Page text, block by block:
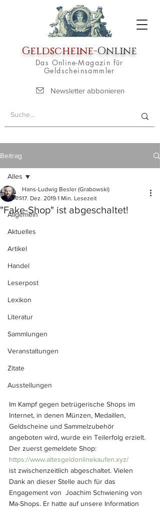
Geldscheine-Online
Das Online-Magazin für
Geldscheinsammler
Newsletter abbonieren
Beitrag
Alles
Allgemein
Aktuelles
Artikel
Handel
Leserpost
Lexikon
Literatur
Sammlungen
Veranstaltungen
Zitate
Ausstellungen
Alles
"Fake-Shop" ist abgeschaltet!
Hans-Ludwig Besler (Grabowski)
17. Dez. 2019 1 Min. Lesezeit
Im Kampf gegen betrügerische Shops im
Internet, in denen Münzen, Medaillen,
Geldscheine und Sammelzubehör
angeboten wird, wurde ein Teilerfolg erzielt.
Der zuerst gemeldete Shop:
https://www.altesgeldonlinekaufen.xyz/
ist zwischenzeitlich abgeschaltet. Vielen
Dank an dieser Stelle auch für das
Engagement von  Joachim Schwiening von
Ma-Shops. Er hatte auf unsere Information